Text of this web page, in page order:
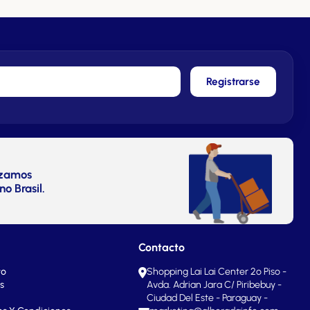
Registrarse
Brasil.
Contacto
Shopping Lai Lai Center 2º Piso -
Avda. Adrian Jara C/ Piribebuy -
Ciudad Del Este - Paraguay -